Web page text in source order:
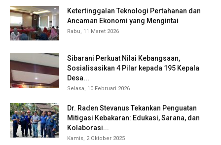
Ketertinggalan Teknologi Pertahanan dan
Ancaman Ekonomi yang Mengintai
Rabu, 11 Maret 2026
Sibarani Perkuat Nilai Kebangsaan,
Sosialisasikan 4 Pilar kepada 195 Kepala
Desa...
Selasa, 10 Februari 2026
Dr. Raden Stevanus Tekankan Penguatan
Mitigasi Kebakaran: Edukasi, Sarana, dan
Kolaborasi...
Kamis, 2 Oktober 2025